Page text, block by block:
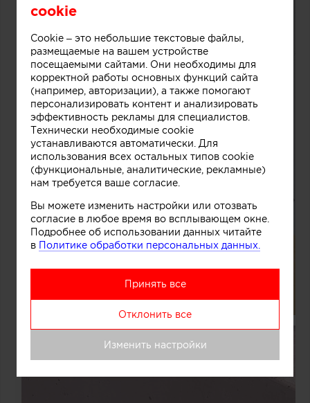
cookie
Cookie – это небольшие текстовые файлы,
размещаемые на вашем устройстве
посещаемыми сайтами. Они необходимы для
корректной работы основных функций сайта
(например, авторизации), а также помогают
персонализировать контент и анализировать
эффективность рекламы для специалистов.
Технически необходимые cookie
устанавливаются автоматически. Для
использования всех остальных типов cookie
(функциональные, аналитические, рекламные)
нам требуется ваше согласие.
Вы можете изменить настройки или отозвать
согласие в любое время во всплывающем окне.
Подробнее об использовании данных читайте
в Политике обработки персональных данных.
Принять все
Отклонить все
Изменить настройки